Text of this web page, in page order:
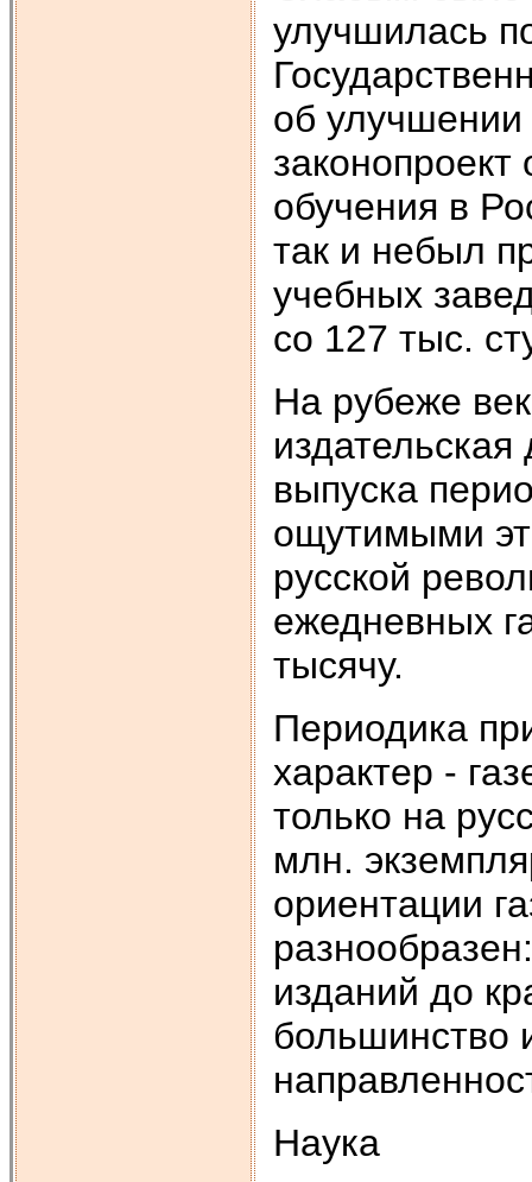
улучшилась
об
обучения в
так и небыл
учебных
со 127 тыс.
На рубеже
выпуска
ощутимыми
русской
ежедневных
тысячу.
Периодика
характер -
только на
млн.
ориентации
изданий до
большинство
Наука